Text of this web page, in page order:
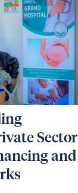
Sector
and